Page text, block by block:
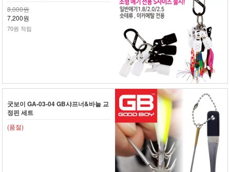
8,000원
7,200원
70원 적립
굿보이 GA-03-04 GB샤프너&바늘 교
정핀 세트
(품절)